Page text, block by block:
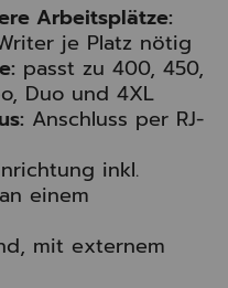
Arbeitsplätze:
je Platz nötig
passt zu 400, 450,
Duo und 4XL
Anschluss per RJ-
inkl.
einem
mit externem